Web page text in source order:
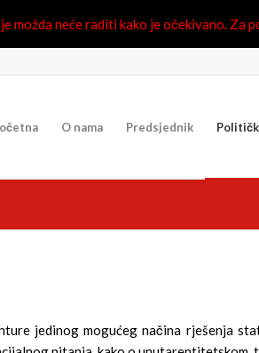
O nama Predsjednik
jedinog mogućeg načina rješenja
možda neće raditi kako je očekivano.